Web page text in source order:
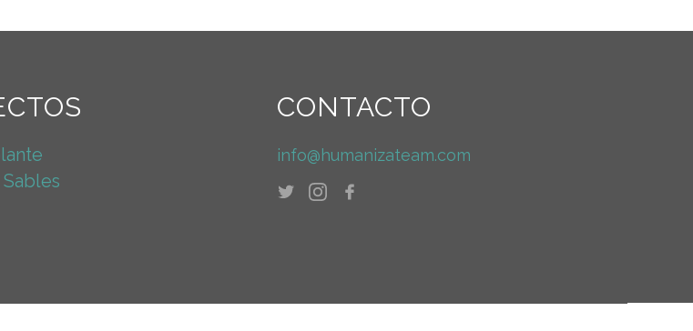
CONTACTO
info@humanizateam.com